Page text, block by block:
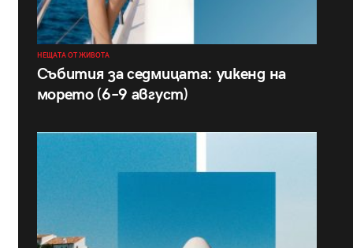
НЕЩАТА ОТ ЖИВОТА
Събития за седмицата: уикенд на
морето (6–9 август)